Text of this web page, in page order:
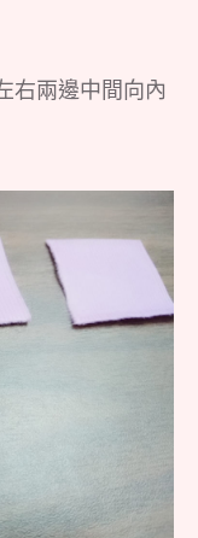
右兩邊中間向內